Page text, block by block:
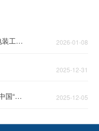
聚焦行业痛点 天喻软件推出 PCBA 电装工艺 AI 解决方案 2026-01-08
2025-12-31
天喻软件亮相数字化国际峰会，共创中国“智”造时代产品创新变革之道！ 2025-12-05